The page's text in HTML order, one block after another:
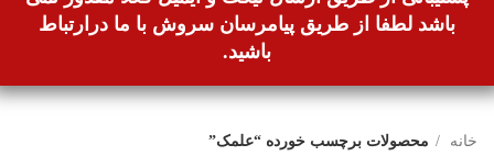
باشد لطفا از طریق پیامرسان سروش با ما درارتباط
باشید.
خانه محصولات برچسب خورده “علمک”